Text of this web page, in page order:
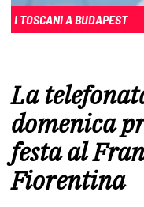
I TOSCANI A BUDAPEST
La
domenica
festa al
Fiorentina